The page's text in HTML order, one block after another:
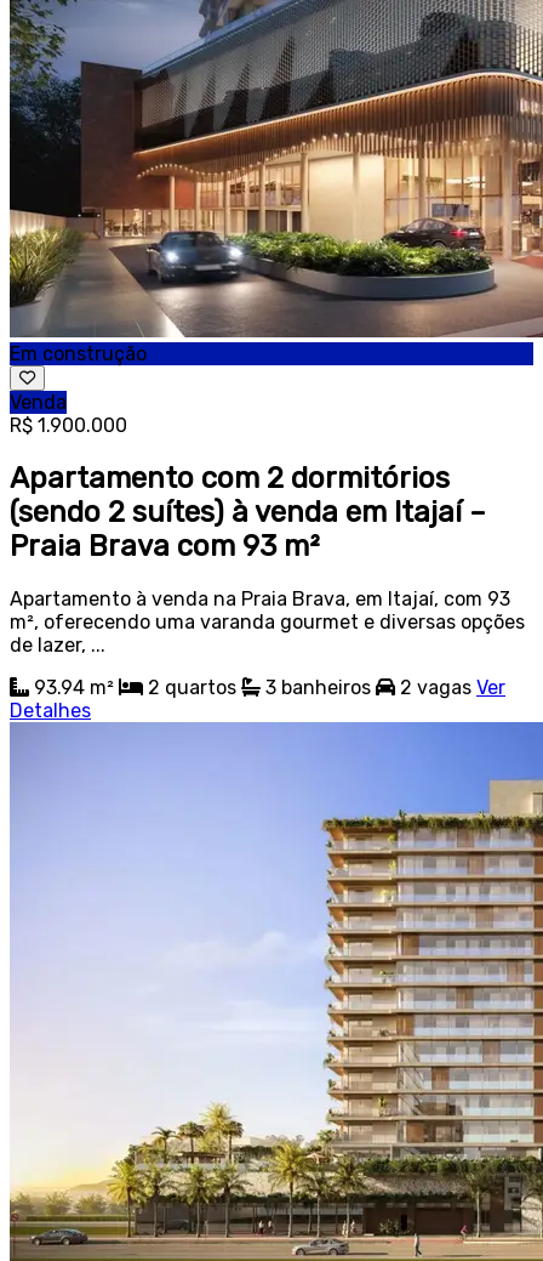
Em construção
Venda
R$ 1.900.000
Apartamento com 2 dormitórios
(sendo 2 suítes) à venda em Itajaí –
Praia Brava com 93 m²
Apartamento à venda na Praia Brava, em Itajaí, com 93
m², oferecendo uma varanda gourmet e diversas opções
de lazer, ...
93.94 m²
2 quartos 3 banheiros 2 vagas Ver
Detalhes